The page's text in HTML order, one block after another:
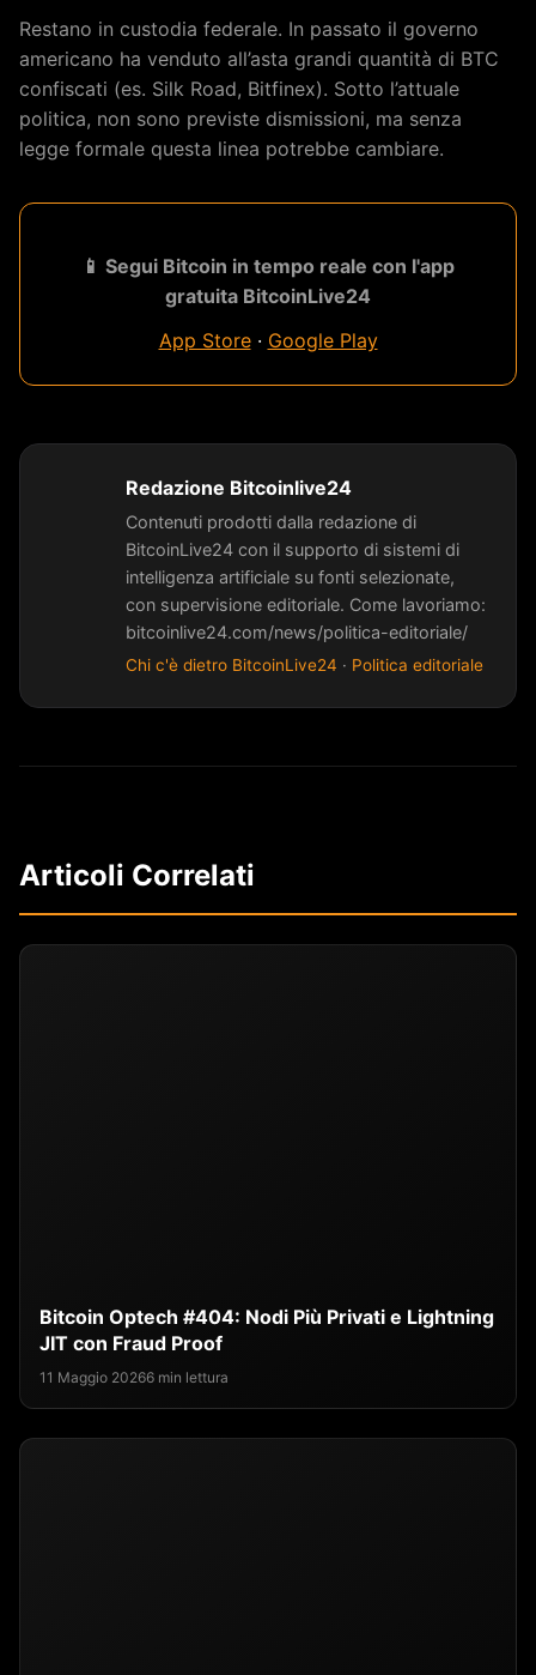
Restano in custodia federale. In passato il governo
americano ha venduto all’asta grandi quantità di BTC
confiscati (es. Silk Road, Bitfinex). Sotto l’attuale
politica, non sono previste dismissioni, ma senza
legge formale questa linea potrebbe cambiare.
📱 Segui Bitcoin in tempo reale con l'app
gratuita BitcoinLive24
App Store· Google Play
Redazione Bitcoinlive24
Contenuti prodotti dalla redazione di
BitcoinLive24 con il supporto di sistemi di
intelligenza artificiale su fonti selezionate,
con supervisione editoriale. Come lavoriamo:
bitcoinlive24.com/news/politica-editoriale/
Chi c'è dietro BitcoinLive24 · Politica editoriale
Articoli Correlati
Bitcoin Optech #404: Nodi Più Privati e Lightning
JIT con Fraud Proof
11 Maggio 20266 min lettura